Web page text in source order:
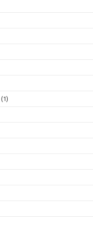
(1)